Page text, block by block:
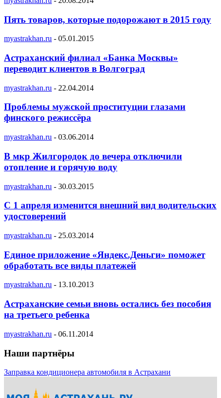
Пять товаров, которые подорожают в 2015 году
myastrakhan.ru - 05.01.2015
Астраханский филиал «Банка Москвы»
переводит клиентов в Волгоград
myastrakhan.ru - 22.04.2014
Проблемы мужской проституции глазами
финского режиссёра
myastrakhan.ru - 03.06.2014
В мкр Жилгородок до вечера отключили
отопление и горячую воду
myastrakhan.ru - 30.03.2015
С 1 апреля изменится внешний вид водительских
удостоверений
myastrakhan.ru - 25.03.2014
Единое приложение «Яндекс.Деньги» поможет
обработать все виды платежей
myastrakhan.ru - 13.10.2013
Астраханские семьи вновь остались без пособия
на третьего ребенка
myastrakhan.ru - 06.11.2014
Наши партнёры
Заправка кондиционера автомобиля в Астрахани